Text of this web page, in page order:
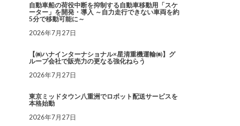
自動車船の荷役中断を抑制する自動車移動用「スケ
ーター」を開発・導入 ～自力走行できない車両を約
5分で移動可能に～
2026年7月27日
【㈱ハナインターナショナル×星清重機運輸㈱】グ
ループ会社で販売力の更なる強化ねらう
2026年7月27日
東京ミッドタウン八重洲でロボット配送サービスを
本格始動
2026年7月27日